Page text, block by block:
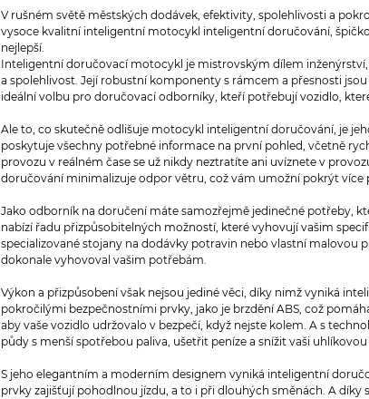
V rušném světě městských dodávek, efektivity, spolehlivosti a
vysoce kvalitní inteligentní motocykl inteligentní doručování,
nejlepší.
Inteligentní doručovací motocykl je mistrovským dílem
a spolehlivost. Její robustní komponenty s rámcem a přesnosti
ideální volbu pro doručovací odborníky, kteří potřebují vozidlo,
Ale to, co skutečně odlišuje motocykl inteligentní doručování, je
poskytuje všechny potřebné informace na první pohled, včetně
provozu v reálném čase se už nikdy neztratíte ani uvíznete v
doručování minimalizuje odpor větru, což vám umožní pokrýt více
Jako odborník na doručení máte samozřejmě jedinečné potřeby,
nabízí řadu přizpůsobitelných možností, které vyhovují vašim
specializované stojany na dodávky potravin nebo vlastní
dokonale vyhovoval vašim potřebám.
Výkon a přizpůsobení však nejsou jediné věci, díky nimž vyniká
pokročilými bezpečnostními prvky, jako je brzdění ABS, což
aby vaše vozidlo udržovalo v bezpečí, když nejste kolem. A s
půdy s menší spotřebou paliva, ušetřit peníze a snížit vaši
S jeho elegantním a moderním designem vyniká inteligentní
prvky zajišťují pohodlnou jízdu, a to i při dlouhých směnách. A